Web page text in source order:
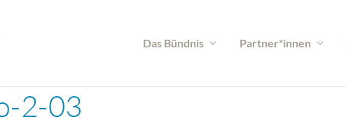
Das Bündnis Partner*innen
2-03